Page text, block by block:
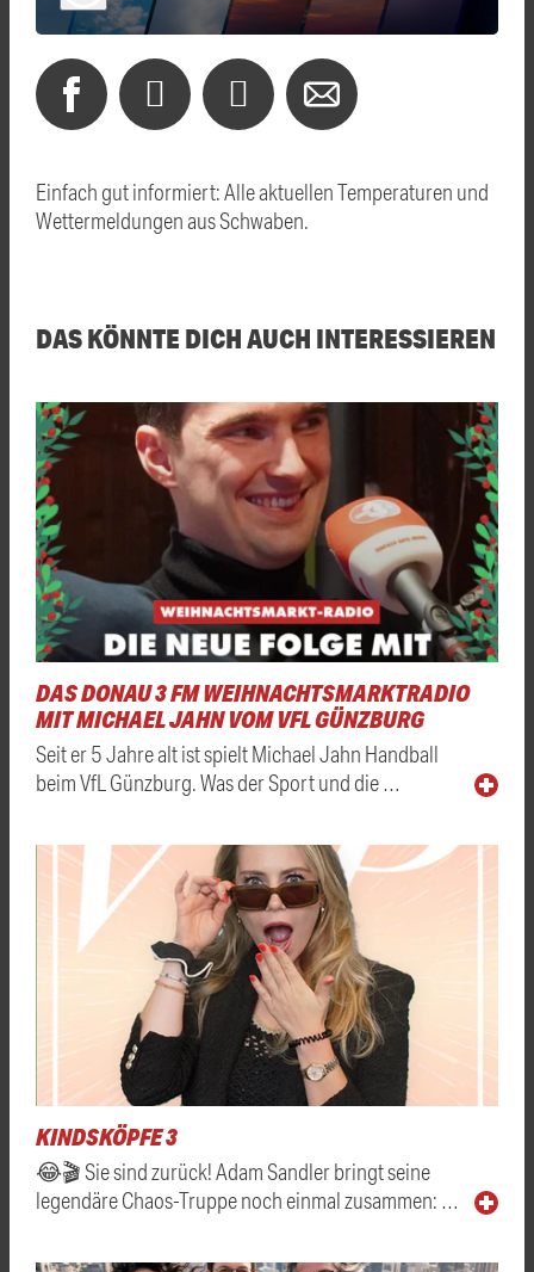
Einfach gut informiert: Alle aktuellen Temperaturen und
Wettermeldungen aus Schwaben.
DAS KÖNNTE DICH AUCH INTERESSIEREN
DAS DONAU 3 FM WEIHNACHTSMARKTRADIO
MIT MICHAEL JAHN VOM VFL GÜNZBURG
Seit er 5 Jahre alt ist spielt Michael Jahn Handball
beim VfL Günzburg. Was der Sport und die …
KINDSKÖPFE 3
😂🎬 Sie sind zurück! Adam Sandler bringt seine
legendäre Chaos-Truppe noch einmal zusammen: …